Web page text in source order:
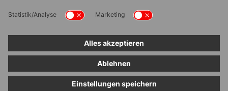
Bestellvorgang|Impressum|Information zur
Barrierefreiheit
© ab-in-die-BOX 2026